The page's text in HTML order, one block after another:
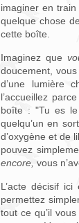
imaginer en
quelque chose
cette boîte.
Imaginez que
doucement,
d’une lumière
l’accueillez
boîte : "Tu es le
quelqu’un en
d’oxygène et de
pouvez
encore, vous
L’acte décisif
permettez
tout ce qu’il